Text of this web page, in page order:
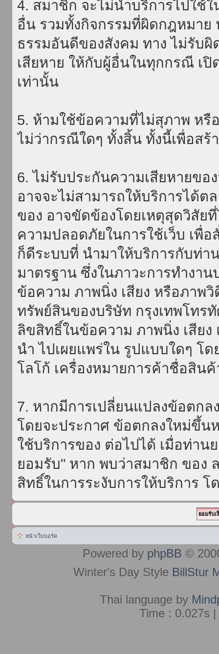
4. สมาชิก จะไม่นำบริการไปใช้
อื่น รวมทั้งกิจกรรมที่ผิดกฎหมาย
ธรรมอันดีของสังคม ทาง ไม่รับ
เสียหาย ให้กับผู้อื่นในทุกกรณี เปิ
เท่านั้น
5. ห้ามใช้ข้อความที่ไม่สุภาพ หรื
ไม่ว่ากรณีใดๆ ทั้งสิ้น ทั้งนี้เพื่อสร้
6. ไม่รับประกันความเสียหายขอ
อาจจะไม่สามารถให้บริการได้ต
ของ อาจขัดข้องโดยเหตุสุดวิสัย
ความปลอดภัยในการใช้เว็บ เพื่
ก็ดีระบบที่ นำมาให้บริการกับท่
มาตรฐาน ซึ่งในภาวะการทำงา
ข้อความ ภาพนิ่ง เสียง หรือภาพ
ทรัพย์สินของบริษัท กรุงเทพโทร
ลิขสิทธิ์ในข้อความ ภาพนิ่ง เสีย
นำ ไปเผยแพร่ใน รูปแบบใดๆ โ
โลโก้ เครื่องหมายการค้าชื่อสิน
7. หากมีการเปลี่ยนแปลงข้อตกล
โดยจะประกาศ ข้อตกลงใหม่ขึ้น
ใช้บริการของ ต่อไปได้ เมื่อท่า
ยอมรับ" หาก พบว่าสมาชิก ของ
สิทธิ์ในการระงับการให้บริการ
หน้าเว็บบอร์ด
Powered by phpBB ©
Winter's Day Style BillStur
Thai language by
Time : 0.027s